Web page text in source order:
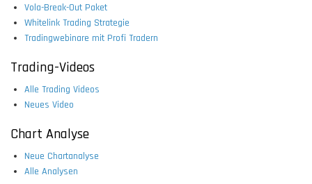
Vola-Break-Out Paket
Whitelink Trading Strategie
Tradingwebinare mit Profi Tradern
Trading-Videos
Alle Trading Videos
Neues Video
Chart Analyse
Neue Chartanalyse
Alle Analysen